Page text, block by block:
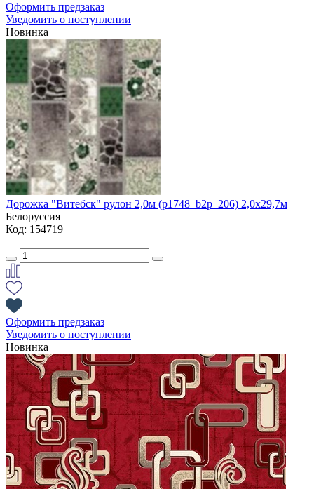
Оформить предзаказ
Уведомить о поступлении
Новинка
Дорожка "Витебск" рулон 2,0м (p1748_b2p_206) 2,0х29,7м
Белоруссия
Код: 154719
Оформить предзаказ
Уведомить о поступлении
Новинка